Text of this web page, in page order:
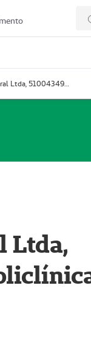
Prestador: Vipmed Clínica Geral Ltda, 51004349-0 (Nome Fantasia: Policlínica Master)
Ltda,